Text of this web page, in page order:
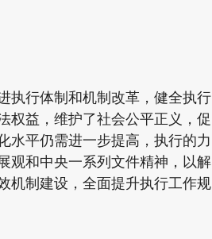
行体制和机制改革，健全执行
权益，维护了社会公平正义，促
水平仍需进一步提高，执行的力
观和中央一系列文件精神，以解
机制建设，全面提升执行工作规